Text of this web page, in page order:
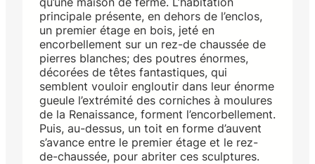
principale présente, en dehors de l’enclos,
un premier étage en bois, jeté en
encorbellement sur un rez-de chaussée de
pierres blanches; des poutres énormes,
décorées de têtes fantastiques, qui
semblent vouloir engloutir dans leur énorme
gueule l’extrémité des corniches à moulures
de la Renaissance, forment l’encorbellement.
Puis, au-dessus, un toit en forme d’auvent
s’avance entre le premier étage et le rez-
de-chaussée, pour abriter ces sculptures.